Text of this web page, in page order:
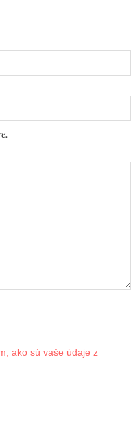
ako sú vaše údaje z